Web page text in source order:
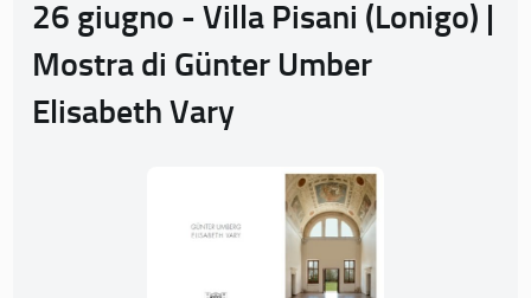
26 giugno - Villa Pisani (Lonigo) |
Mostra di Günter Umber
Elisabeth Vary